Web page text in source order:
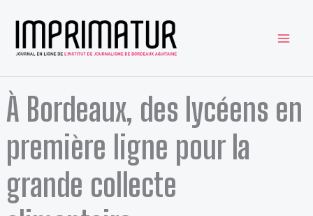
À Bordeaux, des lycéens en
première ligne pour la
grande collecte